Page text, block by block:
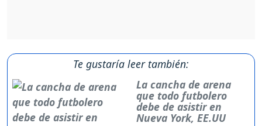
Te gustaría leer también:
La cancha de arena
que todo futbolero
debe de asistir en
Nueva York, EE.UU